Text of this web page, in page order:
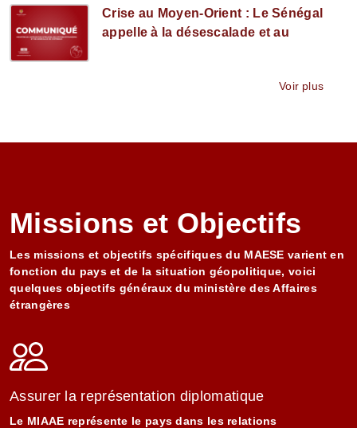
Crise au Moyen-Orient : Le Sénégal
appelle à la désescalade et au
Voir plus
Missions et Objectifs
Les missions et objectifs spécifiques du MAESE varient en
fonction du pays et de la situation géopolitique, voici
quelques objectifs généraux du ministère des Affaires
étrangères
Assurer la représentation diplomatique
Le MIAAE représente le pays dans les relations